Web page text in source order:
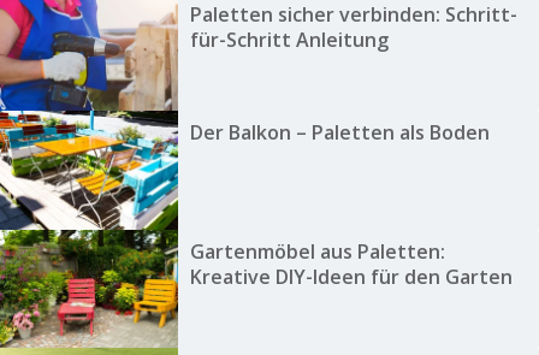
Paletten sicher verbinden: Schritt-
für-Schritt Anleitung
Der Balkon – Paletten als Boden
Gartenmöbel aus Paletten:
Kreative DIY-Ideen für den Garten